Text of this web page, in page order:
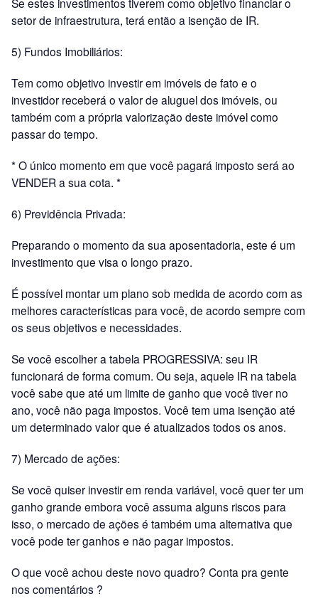
setor de infraestrutura, terá então a isenção de IR.
5) Fundos Imobiliários:
Tem como objetivo investir em imóveis de fato e o
investidor receberá o valor de aluguel dos imóveis, ou
também com a própria valorização deste imóvel como
passar do tempo.
* O único momento em que você pagará imposto será ao
VENDER a sua cota. *
6) Previdência Privada:
Preparando o momento da sua aposentadoria, este é um
investimento que visa o longo prazo.
É possível montar um plano sob medida de acordo com as
melhores características para você, de acordo sempre com
os seus objetivos e necessidades.
Se você escolher a tabela PROGRESSIVA: seu IR
funcionará de forma comum. Ou seja, aquele IR na tabela
você sabe que até um limite de ganho que você tiver no
ano, você não paga impostos. Você tem uma isenção até
um determinado valor que é atualizados todos os anos.
7) Mercado de ações:
Se você quiser investir em renda variável, você quer ter um
ganho grande embora você assuma alguns riscos para
isso, o mercado de ações é também uma alternativa que
você pode ter ganhos e não pagar impostos.
O que você achou deste novo quadro? Conta pra gente
nos comentários ?